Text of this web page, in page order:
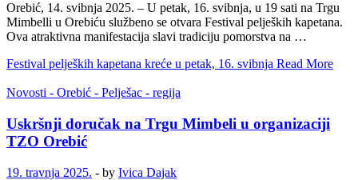
Orebić, 14. svibnja 2025. – U petak, 16. svibnja, u 19 sati na Trgu
Mimbelli u Orebiću službeno se otvara Festival peljeških kapetana.
Ova atraktivna manifestacija slavi tradiciju pomorstva na …
Festival peljeških kapetana kreće u petak, 16. svibnja Read More
Novosti - Orebić - Pelješac - regija
Uskršnji doručak na Trgu Mimbeli u organizaciji
TZO Orebić
19. travnja 2025. - by Ivica Dajak